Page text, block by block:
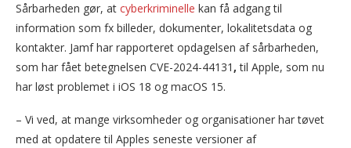
Sårbarheden gør, at cyberkriminelle kan få adgang til
information som fx billeder, dokumenter, lokalitetsdata og
kontakter. Jamf har rapporteret opdagelsen af sårbarheden,
som har fået betegnelsen CVE-2024-44131 , til Apple, som nu
har løst problemet i iOS 18 og macOS 15.
– Vi ved, at mange virksomheder og organisationer har tøvet
med at opdatere til Apples seneste versioner af